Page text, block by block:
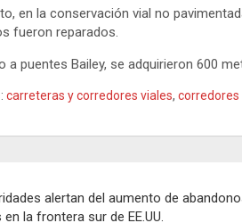
en la conservación vial no
fueron reparados.
a puentes Bailey, se adquirieron 600
carreteras y corredores viales, corredores
alertan del aumento de
en la frontera sur de EE.UU.